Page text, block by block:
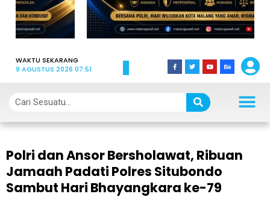
WAKTU SEKARANG
9 AGUSTUS 2026 07:51
Polri dan Ansor Bersholawat, Ribuan
Jamaah Padati Polres Situbondo
Sambut Hari Bhayangkara ke-79